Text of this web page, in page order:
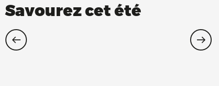
Savourez cet été
terrasse à l’ombre !